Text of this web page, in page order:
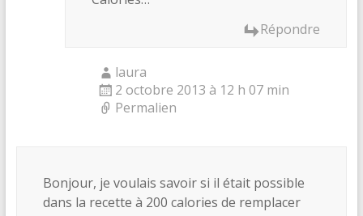
Répondre
laura
2 octobre 2013 à 12 h 07 min
Permalien
Bonjour, je voulais savoir si il était possible
dans la recette à 200 calories de remplacer